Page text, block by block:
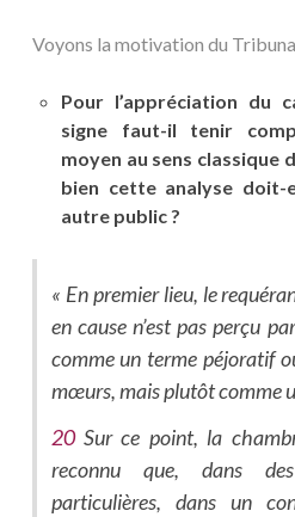
Voyons la motivation du
Pour l’appréciation du
signe faut-il tenir
moyen au sens classique
bien cette analyse doit-
autre public ?
« En premier lieu, le
en cause n’est pas perçu
comme un terme péjoratif
mœurs, mais plutôt comme
20Sur ce point, la
reconnu que, dans
particulières, dans un